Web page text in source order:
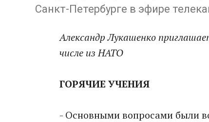
Санкт-Петербурге в эфире
Александр Лукашенко
числе из НАТО
ГОРЯЧИЕ УЧЕНИЯ
- Основными вопросами были